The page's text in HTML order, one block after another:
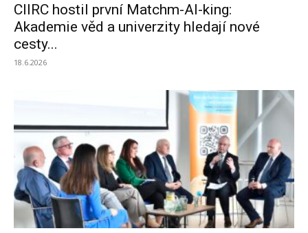
CIIRC hostil první Matchm-AI-king:
Akademie věd a univerzity hledají nové
cesty...
18.6.2026